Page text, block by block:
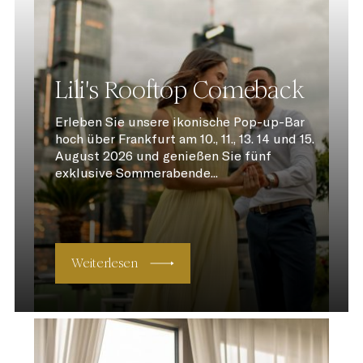
Lili's Rooftop Comeback
Erleben Sie unsere ikonische Pop-up-Bar
hoch über Frankfurt am 10., 11., 13. 14 und 15.
August 2026 und genießen Sie fünf
exklusive Sommerabende...
Weiterlesen